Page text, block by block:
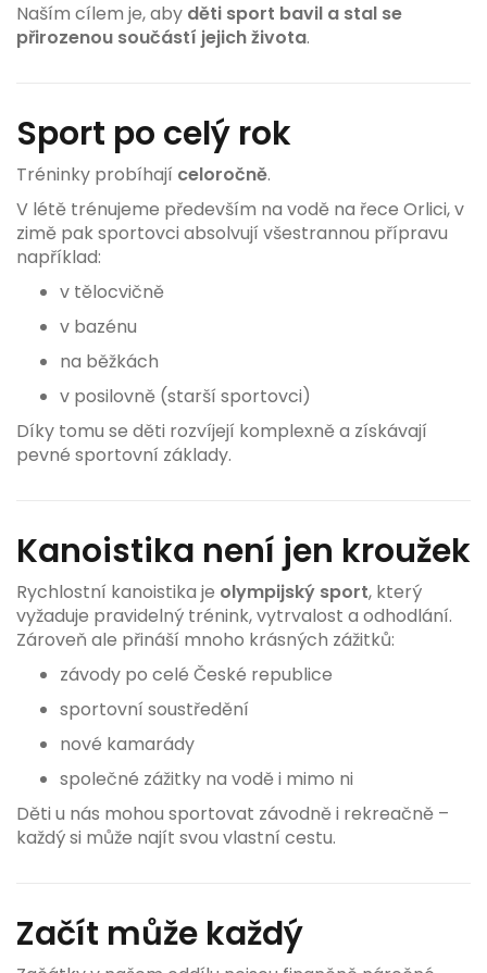
Naším cílem je, aby děti sport bavil a stal se
přirozenou součástí jejich života.
Sport po celý rok
Tréninky probíhají celoročně.
V létě trénujeme především na vodě na řece Orlici, v
zimě pak sportovci absolvují všestrannou přípravu
například:
v tělocvičně
v bazénu
na běžkách
v posilovně (starší sportovci)
Díky tomu se děti rozvíjejí komplexně a získávají
pevné sportovní základy.
Kanoistika není jen kroužek
Rychlostní kanoistika je olympijský sport, který
vyžaduje pravidelný trénink, vytrvalost a odhodlání.
Zároveň ale přináší mnoho krásných zážitků:
závody po celé České republice
sportovní soustředění
nové kamarády
společné zážitky na vodě i mimo ni
Děti u nás mohou sportovat závodně i rekreačně –
každý si může najít svou vlastní cestu.
Začít může každý